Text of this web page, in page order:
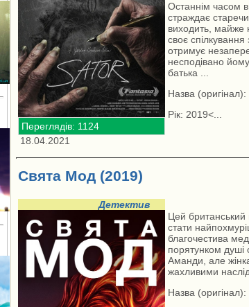
Переглядів: 1124
18.04.2021
Останнім часом в
страждає
виходить, майже
своє
отримує
несподівано
батька ...
Назва
Рік: 2019<...
Свята Мод (2019)
Детектив
Цей британський
стати
благочестива
порятунком душі
Аманди, але
жахливими
Назва